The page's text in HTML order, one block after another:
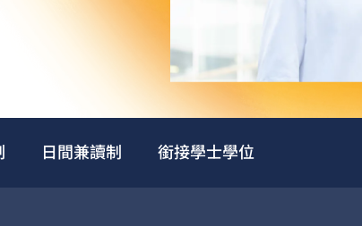
日間兼讀制 銜接學士學位